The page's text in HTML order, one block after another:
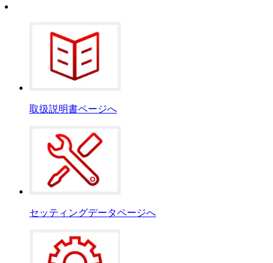
取扱説明書ページへ
セッティングデータページへ